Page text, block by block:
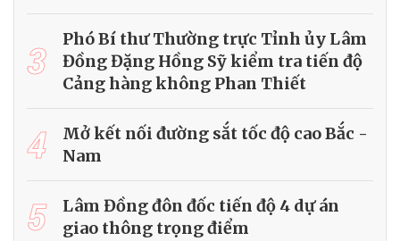
3
Phó Bí thư Thường trực Tỉnh ủy Lâm
Đồng Đặng Hồng Sỹ kiểm tra tiến độ
Cảng hàng không Phan Thiết
4
Mở kết nối đường sắt tốc độ cao Bắc -
Nam
5
Lâm Đồng đôn đốc tiến độ 4 dự án
giao thông trọng điểm